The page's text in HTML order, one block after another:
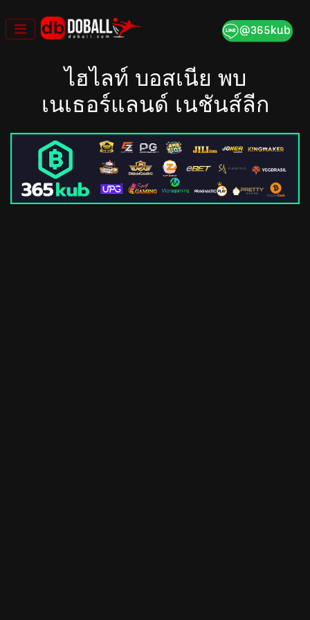
to
content
ไฮไลท์ บอสเนีย พบ
เนเธอร์แลนด์ เนชันส์ลีก